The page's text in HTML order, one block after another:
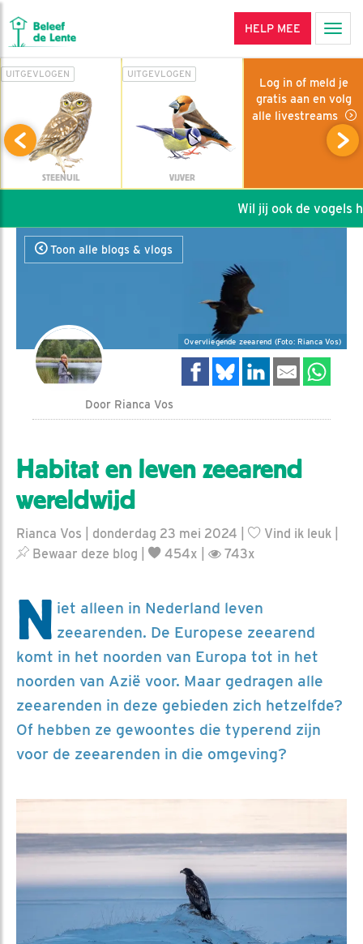
HELP MEE
UITGEVLOGEN
STEENUIL
UITGEVLOGEN
VIJVER
Log in of meld je
gratis aan en volg
alle livestreams
Wil jij ook de vogels
Toon alle blogs & vlogs
Overvliegende zeearend (Foto: Rianca Vos)
Door Rianca Vos
Habitat en leven zeearend
wereldwijd
Rianca Vos | donderdag 23 mei 2024 | Vind ik leuk
Bewaar deze blog
454x | 743x
N iet alleen in Nederland leven
zeearenden. De Europese zeearend
komt in het noorden van Europa tot in het
noorden van Azië voor. Maar gedragen alle
zeearenden in deze gebieden zich hetzelfde?
Of hebben ze gewoontes die typerend zijn
voor de zeearenden in die omgeving?